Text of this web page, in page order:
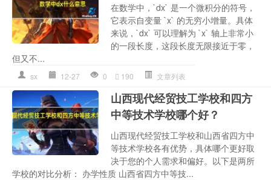
在数学中，`dx` 是一个微积分的符号，
它表示自变量 `x` 的无穷小增量。具体
来说，`dx` 可以理解为 `x` 轴上非常小
的一段长度，这段长度无限接近于零，
但又不...
sx 12-27 0 190 文章列表
山西现代经贸技工学校和四方
中等技术学校哪个好？
山西现代经贸技工学校和山西省四方中
等技术学校各有优势，具体哪个更好取
决于您的个人需求和偏好。以下是两所
学校的对比分析： 办学性质 山西省四方中等技...